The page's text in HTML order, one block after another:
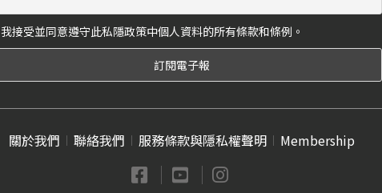
我接受並同意遵守此私隱政策中個人資料的所有條款和條例。
關於我們 聯絡我們 服務條款與隱私權聲明 Membership